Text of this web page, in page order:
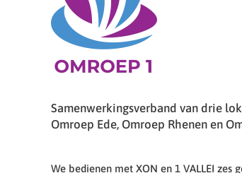
Samenwerkingsverband van drie
Omroep Ede, Omroep Rhenen en
We bedienen met XON en 1 VALLEI zes